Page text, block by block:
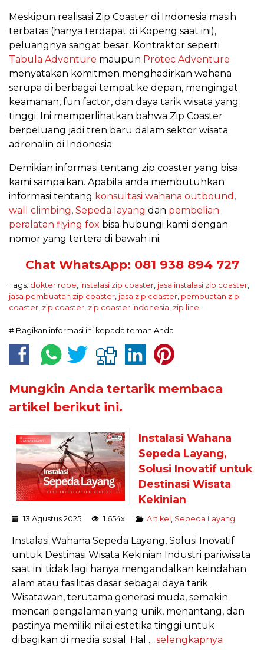
Meskipun realisasi Zip Coaster di Indonesia masih
terbatas (hanya terdapat di Kopeng saat ini),
peluangnya sangat besar. Kontraktor seperti
Tabula Adventure maupun Protec Adventure
menyatakan komitmen menghadirkan wahana
serupa di berbagai tempat ke depan, mengingat
keamanan, fun factor, dan daya tarik wisata yang
tinggi. Ini memperlihatkan bahwa Zip Coaster
berpeluang jadi tren baru dalam sektor wisata
adrenalin di Indonesia.
Demikian informasi tentang zip coaster yang bisa
kami sampaikan. Apabila anda membutuhkan
informasi tentang konsultasi wahana outbound ,
wall climbing, Sepeda layang dan pembelian
peralatan flying fox bisa hubungi kami dengan
nomor yang tertera di bawah ini.
Chat WhatsApp: 081 938 894 727
Tags: dokter rope, instalasi zip coaster, jasa instalasi zip coaster,
jasa pembuatan zip coaster, jasa zip coaster, pembuatan zip
coaster, zip coaster, zip coaster indonesia, zip line
# Bagikan informasi ini kepada teman Anda
Mungkin Anda tertarik membaca
artikel berikut ini.
Instalasi Wahana
Sepeda Layang,
Solusi Inovatif untuk
Destinasi Wisata
Kekinian
13 Agustus 2025 1.654x Artikel Sepeda Layang
Instalasi Wahana Sepeda Layang, Solusi Inovatif
untuk Destinasi Wisata Kekinian Industri pariwisata
saat ini tidak lagi hanya mengandalkan keindahan
alam atau fasilitas dasar sebagai daya tarik.
Wisatawan, terutama generasi muda, semakin
mencari pengalaman yang unik, menantang, dan
pastinya memiliki nilai estetika tinggi untuk
dibagikan di media sosial. Hal ... selengkapnya